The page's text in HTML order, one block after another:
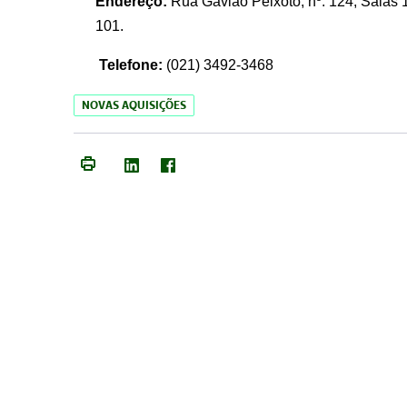
101.
Telefone: (021) 3492-3468
NOVAS AQUISIÇÕES